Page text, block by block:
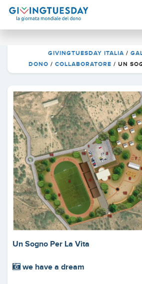
GIVINGTUESDAY ITALIA /
DONO / COLLABORATORE / UN
Un Sogno Per La Vita
we have a dream